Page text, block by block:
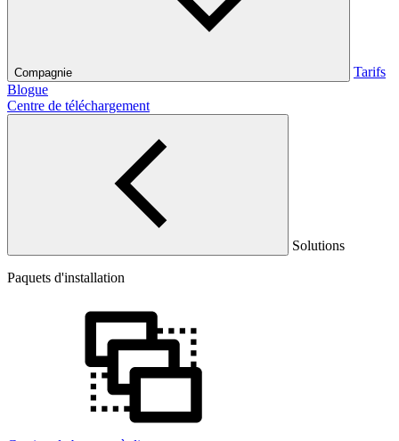
Compagnie
Tarifs
Blogue
Centre de téléchargement
Solutions
Paquets d'installation